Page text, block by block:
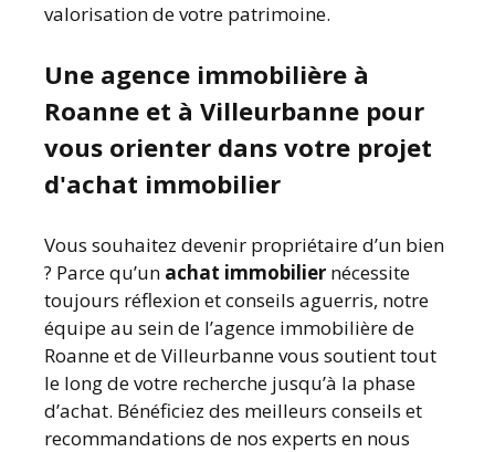
valorisation de votre patrimoine.
Une agence immobilière à
Roanne et à Villeurbanne pour
vous orienter dans votre projet
d'achat immobilier
Vous souhaitez devenir propriétaire d’un bien
? Parce qu’un achat immobilier nécessite
toujours réflexion et conseils aguerris, notre
équipe au sein de l’agence immobilière de
Roanne et de Villeurbanne vous soutient tout
le long de votre recherche jusqu’à la phase
d’achat. Bénéficiez des meilleurs conseils et
recommandations de nos experts en nous